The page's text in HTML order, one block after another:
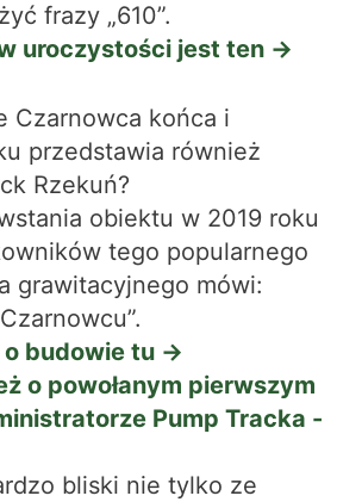
frazy „610”.
uroczystości jest ten ->
Czarnowca końca i
przedstawia również
Rzekuń?
obiektu w 2019 roku
tego popularnego
grawitacyjnego mówi:
budowie tu ->
o powołanym pierwszym
Pump Tracka -
bliski nie tylko ze